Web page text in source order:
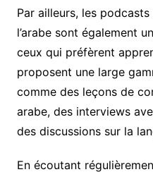
Par ailleurs, les podcasts
l’arabe sont également
ceux qui préfèrent
proposent une large
comme des leçons de
arabe, des interviews
des discussions sur la
En écoutant